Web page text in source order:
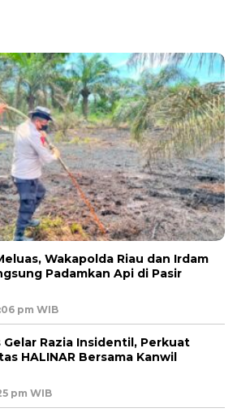
Wakapolda Riau dan Irdam
Padamkan Api di Pasir
pm WIB
Gelar Razia Insidentil, Perkuat
HALINAR Bersama Kanwil
pm WIB